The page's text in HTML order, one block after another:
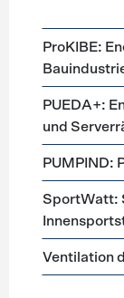
ProKIBE:
PUEDA+:
und
PUMPIND:
SportWatt:
Ventilation